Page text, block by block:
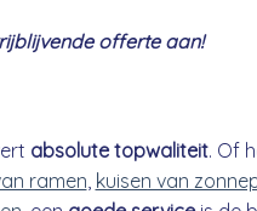
offerte aan!
absolute topwaliteit. Of
ramen, kuisen van